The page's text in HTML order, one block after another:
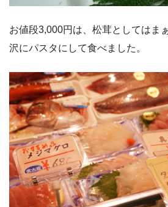
お値段3,000円は、松茸としてはま
沢にパスタにして食べました。